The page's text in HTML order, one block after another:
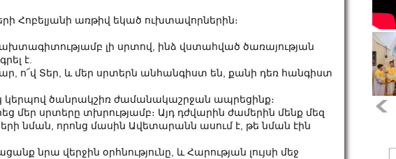
Հոբելյանի առթիվ եկած ուխտավորներին։
լի սրտով, ինձ վստահված ծառայության
է.
ո՜վ Տեր, և մեր սրտերն անհանգիստ են, քանի դեռ հանգիստ
կերպով ծանրակշիռ ժամանակաշրջան ապրեցինք։
մեր սրտերը տխրությամբ։ Այդ դժվարին ժամերին մենք մեզ
նման, որոնց մասին Ավետարանն ասում է, թե նման էին
նրա վերջին օրհնությունը, և Հարության լույսի մեջ